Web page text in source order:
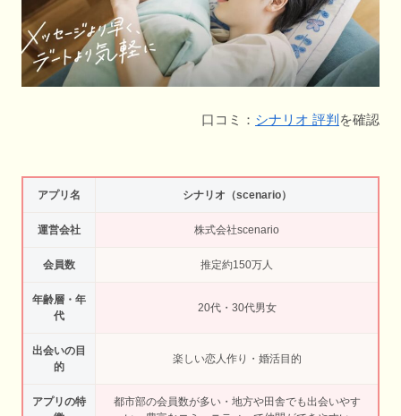
口コミ： シナリオ 評判 を確認
アプリ名 シナリオ（scenario）
運営会社 株式会社scenario
会員数 推定約150万人
年齢層・年
代
20代・30代男女
出会いの目
的
楽しい恋人作り・婚活目的
アプリの特
都市部の会員数が多い・地方や田舎でも出会いやす